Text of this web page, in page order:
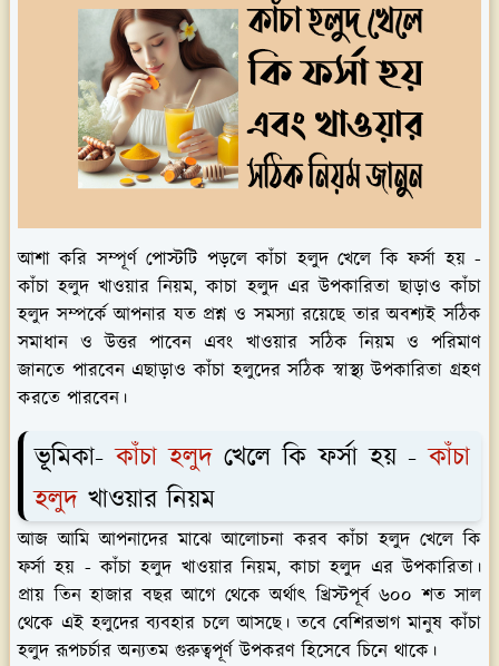
আশা করি সম্পূর্ণ পোস্টটি পড়লে কাঁচা হলুদ খেলে কি ফর্সা হয় -
কাঁচা হলুদ খাওয়ার নিয়ম, কাচা হলুদ এর উপকারিতা ছাড়াও কাঁচা
হলুদ সম্পর্কে আপনার যত প্রশ্ন ও সমস্যা রয়েছে তার অবশ্যই সঠিক
সমাধান ও উত্তর পাবেন এবং খাওয়ার সঠিক নিয়ম ও পরিমাণ
জানতে পারবেন এছাড়াও কাঁচা হলুদের সঠিক স্বাস্থ্য উপকারিতা গ্রহণ
করতে পারবেন।
ভূমিকা-কাঁচা হলুদখেলে কি ফর্সা হয় -কাঁচা
হলুদ খাওয়ার নিয়ম
আজ আমি আপনাদের মাঝে আলোচনা করব কাঁচা হলুদ খেলে কি
ফর্সা হয় - কাঁচা হলুদ খাওয়ার নিয়ম, কাচা হলুদ এর উপকারিতা।
প্রায় তিন হাজার বছর আগে থেকে অর্থাৎ খ্রিস্টপূর্ব ৬০০ শত সাল
থেকে এই হলুদের ব্যবহার চলে আসছে। তবে বেশিরভাগ মানুষ কাঁচা
হলুদ রূপচর্চার অন্যতম গুরুত্বপূর্ণ উপকরণ হিসেবে চিনে থাকে।